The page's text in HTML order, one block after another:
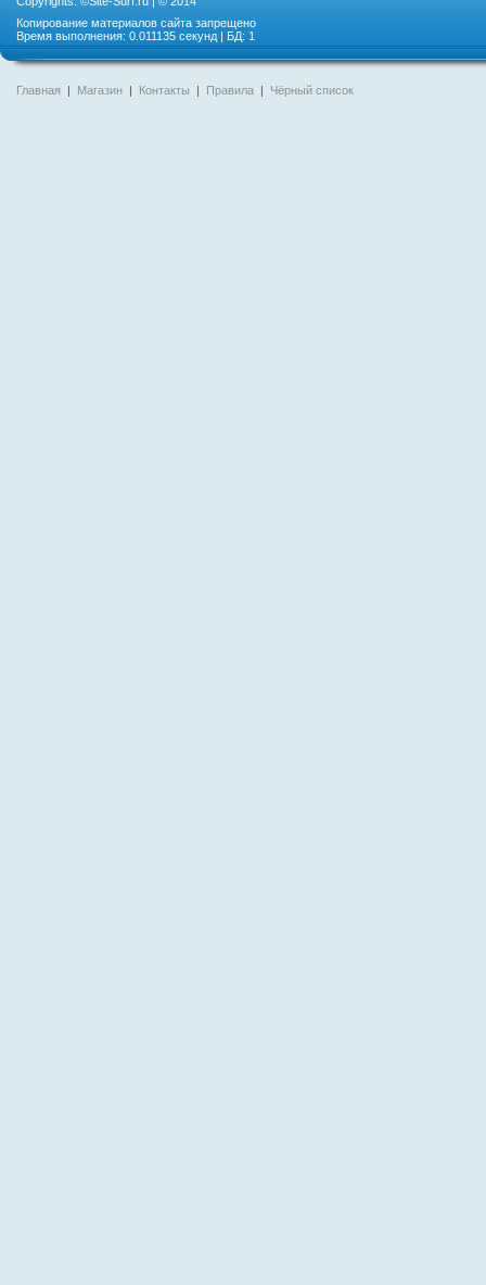
Копирование материалов сайта запрещено
Время выполнения: 0.011135 секунд | БД: 1
Главная | Магазин | Контакты | Правила | Чёрный список